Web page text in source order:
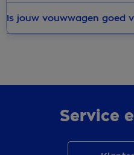
Is jouw vouwwagen goed
Service